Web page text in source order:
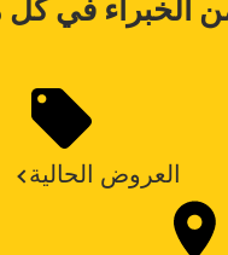
الخبراء في كل
العروض الحالية